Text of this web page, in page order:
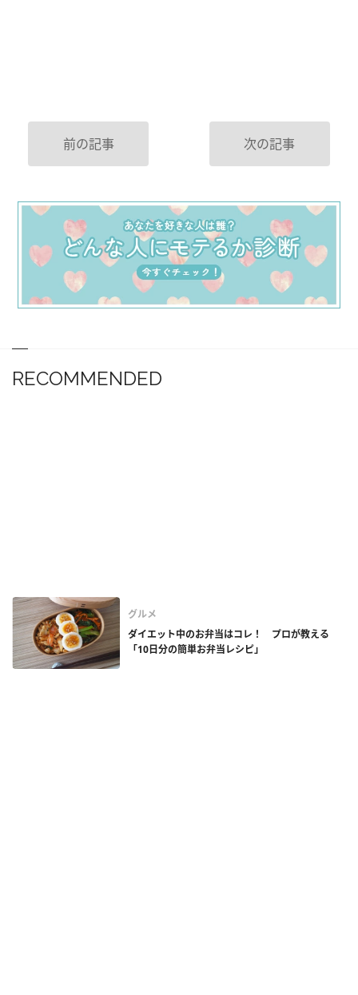
前の記事 次の記事
RECOMMENDED
グルメ
ダイエット中のお弁当はコレ！ プロが教える
「10日分の簡単お弁当レシピ」